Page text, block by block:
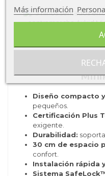
Ventajas
Diseño compacto
pequeños.
Certificación Plus
exigente.
Durabilidad:
30 cm de espacio
confort.
Instalación rápida
Sistema
Más información